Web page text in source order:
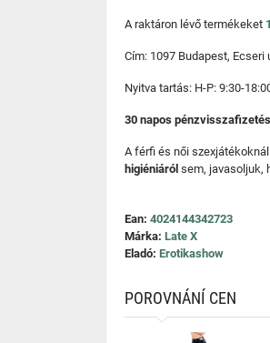
A raktáron lévő termékeket
Cím: 1097 Budapest, Ecseri
Nyitva tartás: H-P: 9:30-
30 napos
A férfi és női
higiéniáról sem, javasoljuk,
Ean: 4024144342723
Márka: Late X
Eladó: Erotikashow
POROVNÁNÍ CEN